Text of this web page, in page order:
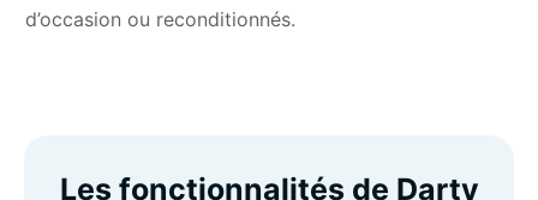
d’occasion ou reconditionnés.
Les fonctionnalités de Darty